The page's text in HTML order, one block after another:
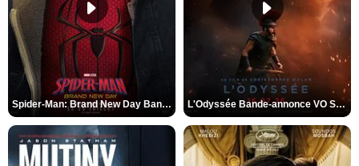
Spider-Man: Brand New Day Bande-annonce VO STFR L'Odyssée Bande-annonce VO STFR